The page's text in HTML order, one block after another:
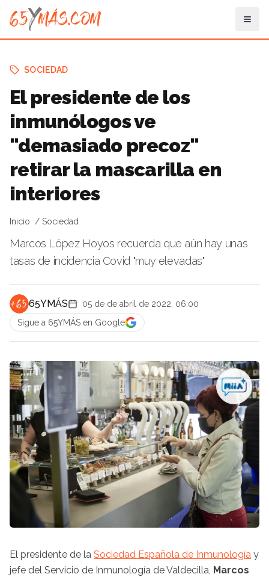
SOCIEDAD
El presidente de los
inmunólogos ve
"demasiado precoz"
retirar la mascarilla en
interiores
Inicio Sociedad
Marcos López Hoyos recuerda que aún hay unas
tasas de incidencia Covid "muy elevadas"
65YMÁS
05 de de abril de 2022, 06:00
Sigue a 65YMÁS en Google
El presidente de la Sociedad Española de Inmunología y
jefe del Servicio de Inmunología de Valdecilla, Marcos